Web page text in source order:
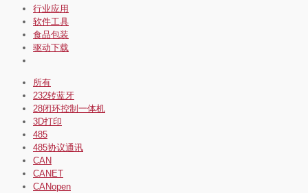
行业应用
软件工具
食品包装
驱动下载
所有
232转蓝牙
28闭环控制一体机
3D打印
485
485协议通讯
CAN
CANET
CANopen